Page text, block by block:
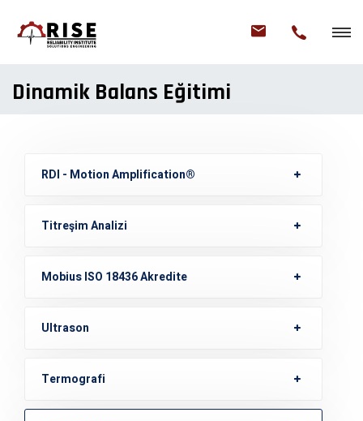
Dinamik Balans Eğitimi
RDI - Motion Amplification®
Titreşim Analizi
Mobius ISO 18436 Akredite
Ultrason
Termografi